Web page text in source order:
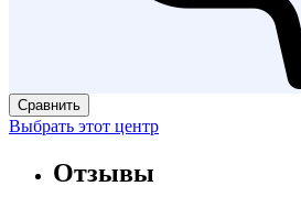
Сравнить
Выбрать этот центр
Отзывы